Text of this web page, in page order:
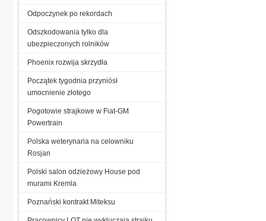
Odpoczynek po rekordach
Odszkodowania tylko dla
ubezpieczonych rolników
Phoenix rozwija skrzydła
Początek tygodnia przyniósł
umocnienie złotego
Pogotowie strajkowe w Fiat-GM
Powertrain
Polska weterynaria na celowniku
Rosjan
Polski salon odzieżowy House pod
murami Kremla
Poznański kontrakt Miteksu